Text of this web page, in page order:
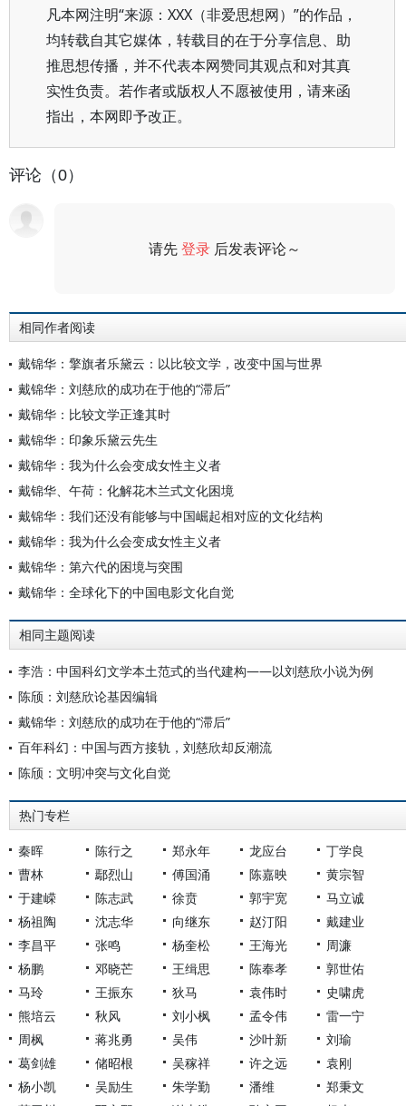
凡本网注明“来源：XXX（非爱思想网）”的作品，
均转载自其它媒体，转载目的在于分享信息、助
推思想传播，并不代表本网赞同其观点和对其真
实性负责。若作者或版权人不愿被使用，请来函
指出，本网即予改正。
评论（0）
请先登录 后发表评论～
相同作者阅读
戴锦华：擎旗者乐黛云：以比较文学，改变中国与世界
戴锦华：刘慈欣的成功在于他的“滞后”
戴锦华：比较文学正逢其时
戴锦华：印象乐黛云先生
戴锦华：我为什么会变成女性主义者
戴锦华、午荷：化解花木兰式文化困境
戴锦华：我们还没有能够与中国崛起相对应的文化结构
戴锦华：我为什么会变成女性主义者
戴锦华：第六代的困境与突围
戴锦华：全球化下的中国电影文化自觉
相同主题阅读
李浩：中国科幻文学本土范式的当代建构——以刘慈欣小说为例
陈颀：刘慈欣论基因编辑
戴锦华：刘慈欣的成功在于他的“滞后”
百年科幻：中国与西方接轨，刘慈欣却反潮流
陈颀：文明冲突与文化自觉
热门专栏
秦晖 陈行之 郑永年 龙应台
丁学良
曹林
鄢烈山 傅国涌 陈嘉映
黄宗智
于建嵘
陈志武 徐贲 郭宇宽
马立诚
杨祖陶
沈志华 向继东 赵汀阳
戴建业
李昌平
张鸣 杨奎松 王海光
周濂
杨鹏
邓晓芒 王缉思 陈奉孝
郭世佑
马玲
王振东 狄马 袁伟时
史啸虎
熊培云
秋风 刘小枫 孟令伟
雷一宁
周枫
蒋兆勇 吴伟 沙叶新
刘瑜
葛剑雄
储昭根 吴稼祥 许之远
袁刚
杨小凯
吴励生 朱学勤 潘维
郑秉文